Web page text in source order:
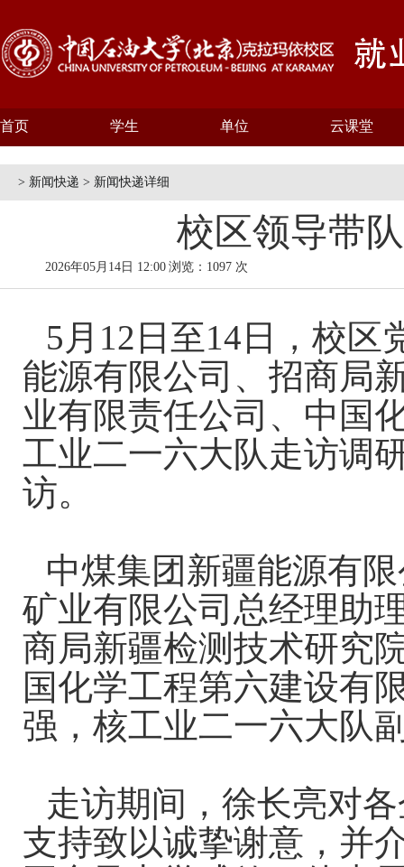
首页 学生 单位 云课堂
> 新闻快递 > 新闻快递详细
校区领导带
2026年05月14日 12:00 浏览：1097 次
5月12日至14日，校区
能源有限公司、招商局
业有限责任公司、中国
工业二一六大队走访调
访。
中煤集团新疆能源有
矿业有限公司总经理助
商局新疆检测技术研究
国化学工程第六建设有
强，核工业二一六大队
走访期间，徐长亮对
支持致以诚挚谢意，并